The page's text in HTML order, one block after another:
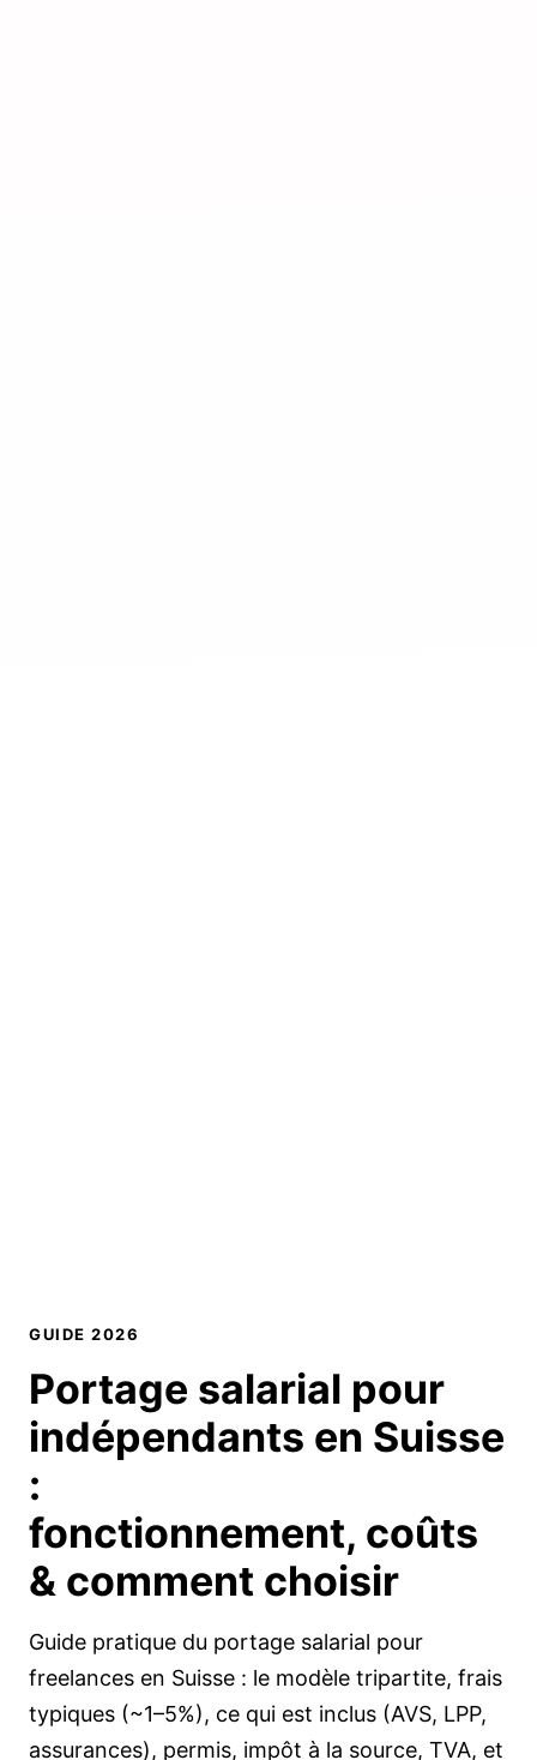
GUIDE 2026
Portage salarial pour
indépendants en Suisse
:
fonctionnement, coûts
& comment choisir
Guide pratique du portage salarial pour
freelances en Suisse : le modèle tripartite, frais
typiques (~1–5%), ce qui est inclus (AVS, LPP,
assurances), permis, impôt à la source, TVA, et